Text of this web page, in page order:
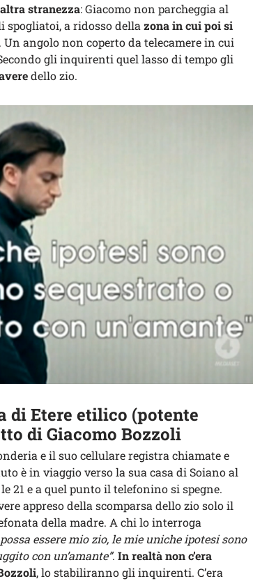
stranezza: Giacomo non parcheggia al
spogliatoi, a ridosso della zona in cui poi si
. Un angolo non coperto da telecamere in cui
gli inquirenti quel lasso di tempo gli
dello zio.
Etere etilico (potente
di Giacomo Bozzoli
e il suo cellulare registra chiamate e
è in viaggio verso la sua casa di Soiano al
21 e a quel punto il telefonino si spegne.
appreso della scomparsa dello zio solo il
della madre. A chi lo interroga
essere mio zio, le mie uniche ipotesi sono
con un’amante”. In realtà non c’era
, lo stabiliranno gli inquirenti. C’era